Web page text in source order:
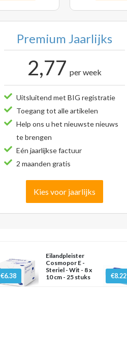
Premium Jaarlijks
2,77 per week
Uitsluitend met BIG registratie
Toegang tot alle artikelen
Help ons u het nieuwste nieuws
te brengen
Eén jaarlijkse factuur
2 maanden gratis
Kies voor jaarlijks
€6.38
Eilandpleister
Cosmopor E -
Steriel - Wit - 8 x
10 cm - 25 stuks
€8.22